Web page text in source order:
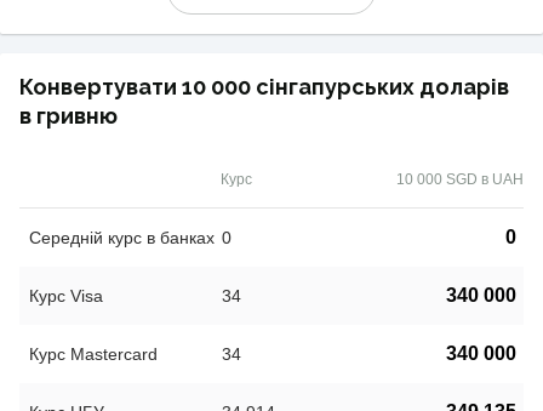
Конвертувати 10 000 сінгапурських доларів
в гривню
Курс 10 000 SGD в UAH
Середній курс в банках 0 0
Курс Visa 34 340 000
Курс Mastercard 34 340 000